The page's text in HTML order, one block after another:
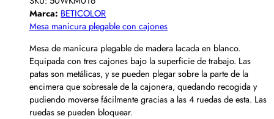
Marca: BETICOLOR
Mesa manicura plegable con cajones
Mesa de manicura plegable de madera lacada en blanco.
Equipada con tres cajones bajo la superficie de trabajo. Las
patas son metálicas, y se pueden plegar sobre la parte de la
encimera que sobresale de la cajonera, quedando recogida y
pudiendo moverse fácilmente gracias a las 4 ruedas de esta. Las
ruedas se pueden bloquear.